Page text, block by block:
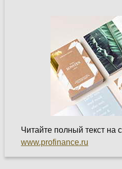
Читайте полный текст на
www.profinance.ru